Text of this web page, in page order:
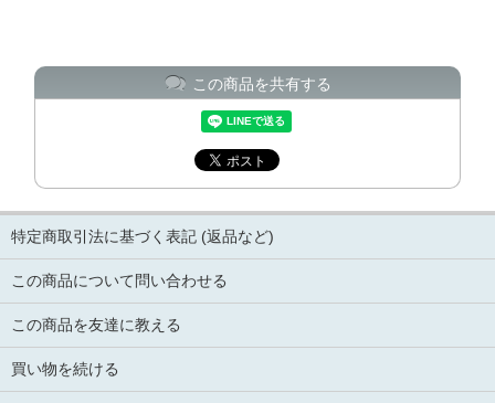
この商品を共有する
特定商取引法に基づく表記 (返品など)
この商品について問い合わせる
この商品を友達に教える
買い物を続ける